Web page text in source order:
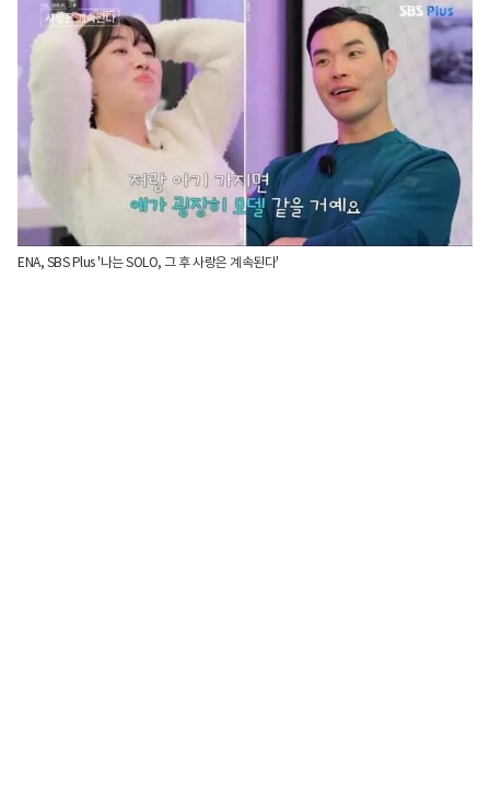
ENA, SBS Plus '나는 SOLO, 그 후 사랑은 계속된다'